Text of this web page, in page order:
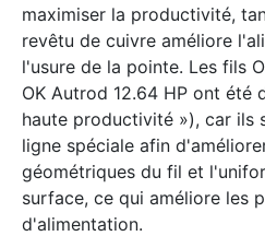
maximiser la productivité,
revêtu de cuivre améliore
l'usure de la pointe. Les fils
OK Autrod 12.64 HP ont été
haute productivité »), car ils
ligne spéciale afin
géométriques du fil et
surface, ce qui améliore les
d'alimentation.